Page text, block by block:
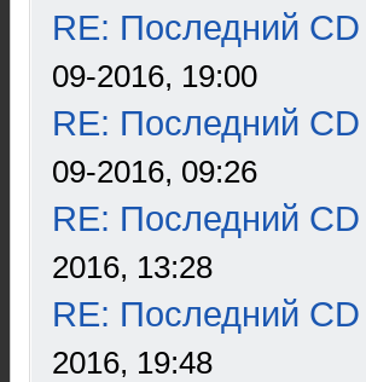
RE: Последний
09-2016, 19:00
RE: Последний
09-2016, 09:26
RE: Последний
2016, 13:28
RE: Последний
2016, 19:48